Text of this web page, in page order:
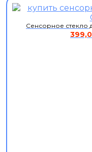
Сенсорное стекло